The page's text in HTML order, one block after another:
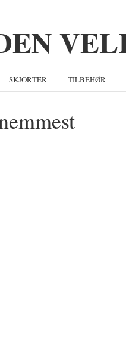
SKJORTER TILBEHØR